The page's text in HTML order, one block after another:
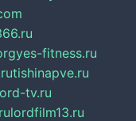
yes-fitness.ru
tishinapve.ru
tv.ru
lordfilm13.ru